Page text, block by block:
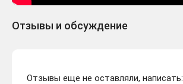
Отзывы и обсуждение
Отзывы еще не оставляли, написать: